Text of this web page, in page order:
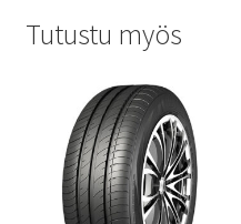
Tutustu myös